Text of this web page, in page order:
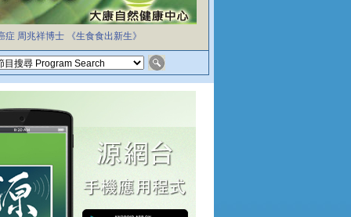
症 周兆祥博士 《生食食出新生》